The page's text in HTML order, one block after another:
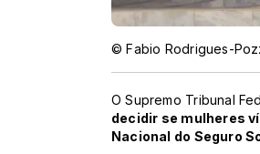
© Fabio Rodrigues-
O Supremo Tribunal
decidir se mulheres
Nacional do Seguro